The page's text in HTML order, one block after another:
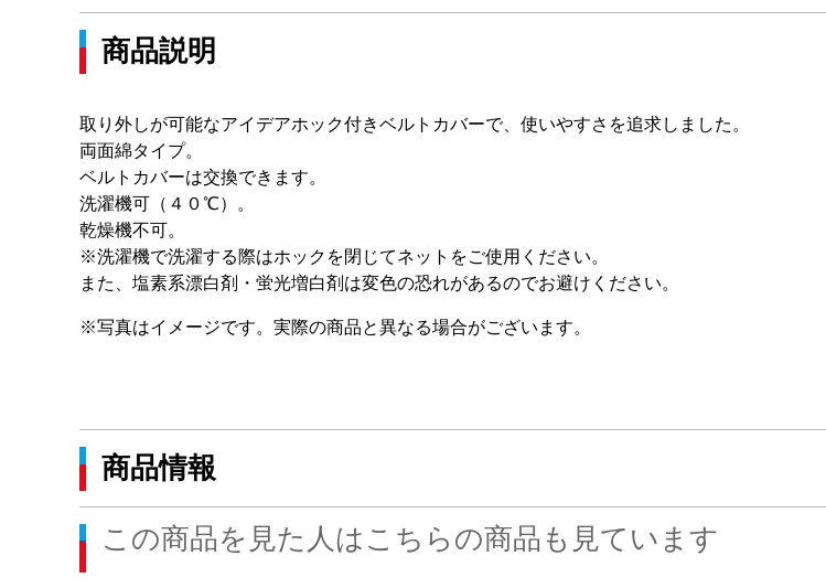
商品説明
取り外しが可能なアイデアホック付きベルトカバーで、使いやすさを追求しました。
両面綿タイプ。
ベルトカバーは交換できます。
洗濯機可（４０℃）。
乾燥機不可。
※洗濯機で洗濯する際はホックを閉じてネットをご使用ください。
また、塩素系漂白剤・蛍光増白剤は変色の恐れがあるのでお避けください。
※写真はイメージです。実際の商品と異なる場合がございます。
商品情報
この商品を見た人はこちらの商品も見ています